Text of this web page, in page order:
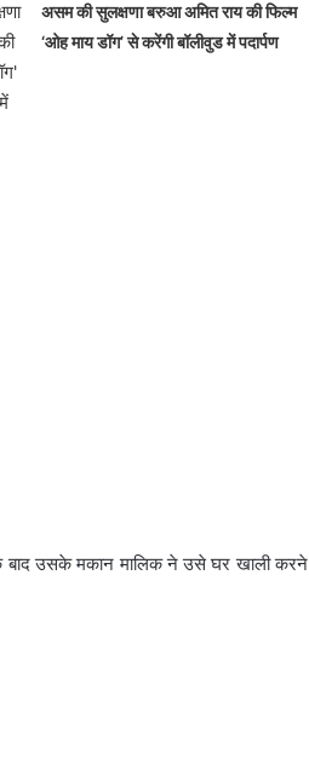
असम की सुलक्षणा बरुआ अमित राय की फिल्म
‘ओह माय डॉग’ से करेंगी बॉलीवुड में पदार्पण
बाद उसके मकान मालिक ने उसे घर खाली करने